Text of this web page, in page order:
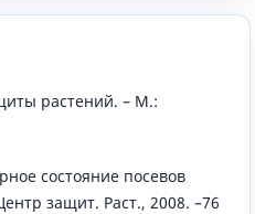
растений. – М.:
состояние посевов
защит. Раст., 2008. –76